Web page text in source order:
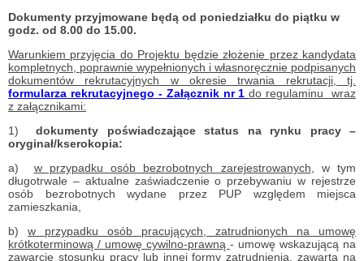
Dokumenty przyjmowane będą od poniedziałku do piątku w
godz. od 8.00 do 15.00.
Warunkiem przyjęcia do Projektu będzie złożenie przez kandydata
kompletnych, poprawnie wypełnionych i własnoręcznie podpisanych
dokumentów rekrutacyjnych w okresie trwania rekrutacji, tj.
formularza rekrutacyjnego - Załącznik nr 1 do regulaminu
wraz
z załącznikami:
1)
dokumenty poświadczające status na rynku pracy –
oryginał/kserokopia:
a)
w przypadku osób bezrobotnych zarejestrowanych , w tym
długotrwale – aktualne zaświadczenie o przebywaniu w rejestrze
osób bezrobotnych wydane przez PUP względem miejsca
zamieszkania,
b) w przypadku osób pracujących, zatrudnionych na umowę
krótkoterminową / umowę cywilno-prawną - umowę wskazującą na
zawarcie stosunku pracy lub innej formy zatrudnienia, zawartą na